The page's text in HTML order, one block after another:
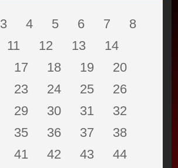
3 4 5 6 7
8
11 12 13
14
17 18 19
20
23 24 25
26
29 30 31
32
35 36 37
38
41 42 43
44